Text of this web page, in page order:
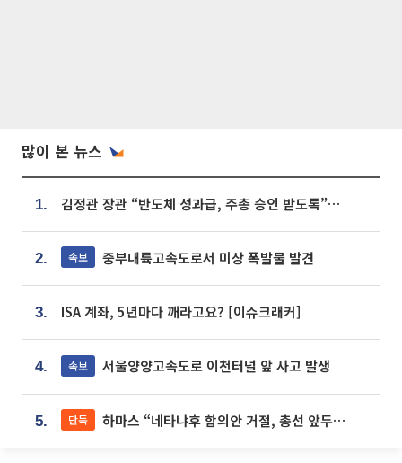
많이 본 뉴스
1. 김정관 장관 “반도체 성과급, 주총 승인 받도록”…상법·자본시장법 개정 시사
2. 속보 중부내륙고속도로서 미상 폭발물 발견
3. ISA 계좌, 5년마다 깨라고요? [이슈크래커]
4. 속보 서울양양고속도로 이천터널 앞 사고 발생
5. 단독 하마스 “네타냐후 합의안 거절, 총선 앞두고 시간 끌기”